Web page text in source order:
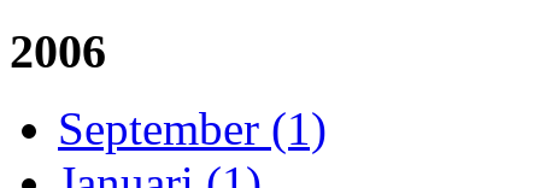
2006
September (1)